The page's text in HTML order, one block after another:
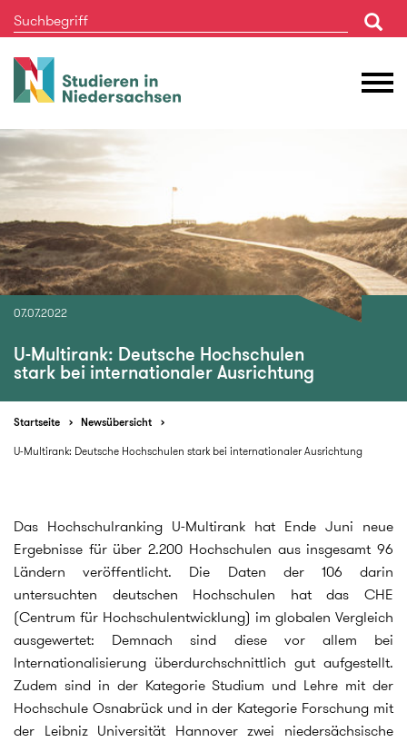
Studieren
in
07.07.2022
U-Multirank: Deutsche Hochschulen
stark bei internationaler Ausrichtung
Startseite
Newsübersicht
U-Multirank: Deutsche Hochschulen stark bei internationaler Ausrichtung
Das Hochschulranking U-Multirank hat Ende Juni neue
Ergebnisse für über 2.200 Hochschulen aus insgesamt 96
Ländern veröffentlicht. Die Daten der 106 darin
untersuchten deutschen Hochschulen hat das CHE
(Centrum für Hochschulentwicklung) im globalen Vergleich
ausgewertet: Demnach sind diese vor allem bei
Internationalisierung überdurchschnittlich gut aufgestellt.
Zudem sind in der Kategorie Studium und Lehre mit der
Hochschule Osnabrück und in der Kategorie Forschung mit
der Leibniz Universität Hannover zwei niedersächsische